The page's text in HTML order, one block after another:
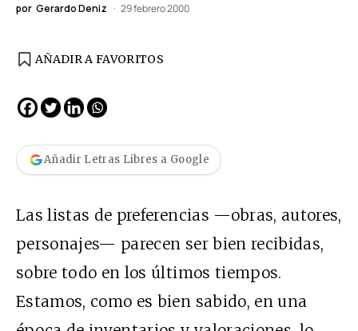
por Gerardo Deniz 29 febrero 2000
AÑADIR A FAVORITOS
Añadir Letras Libres a Google
Las listas de preferencias —obras, autores,
personajes— parecen ser bien recibidas,
sobre todo en los últimos tiempos.
Estamos, como es bien sabido, en una